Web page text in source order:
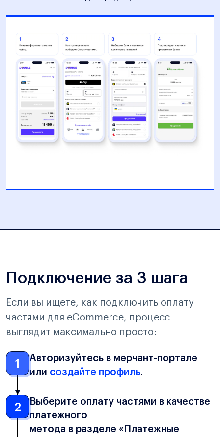
Подключение за 3 шага
Если вы ищете, как подключить оплату
частями для eCommerce, процесс
выглядит максимально просто:
1
Авторизуйтесь в мерчант-портале
или создайте профиль.
2
Выберите оплату частями в качестве
платежного
метода в разделе «Платежные